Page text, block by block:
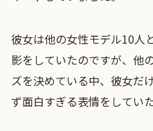
彼女は他の女性モデル10人
影をしていたのですが、他
ズを決めている中、彼女だ
ず面白すぎる表情をしてい